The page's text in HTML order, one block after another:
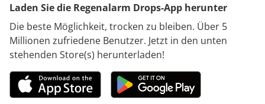
Laden Sie die Regenalarm Drops-App herunter
Die beste Möglichkeit, trocken zu bleiben. Über 5
Millionen zufriedene Benutzer. Jetzt in den unten
stehenden Store(s) herunterladen!